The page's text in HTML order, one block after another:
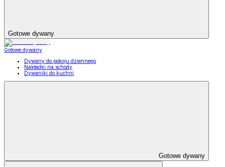
Gotowe dywany
Gotowe dywany
Dywany do pokoju dziennego
Nakładki na schody
Dywaniki do kuchni
Gotowe dywany